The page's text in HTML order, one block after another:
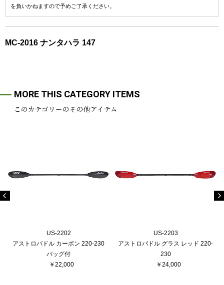
を負いかねますので予めご了承ください。
MC-2016 ナンタハラ 147
MORE THIS CATEGORY ITEMS
このカテゴリーのその他アイテム
US-2202
アストロパドル カーボン 220-230
バッグ付
￥22,000
US-2203
アストロパドル グラス レッド 220-
230
￥24,000